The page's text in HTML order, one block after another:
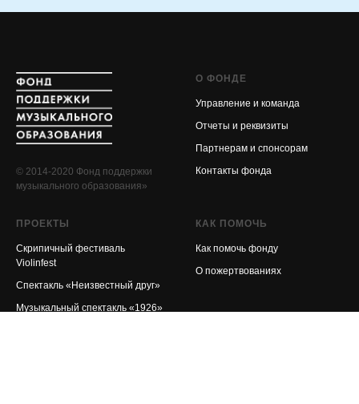
© 2014-2020 Фонд поддержки
музыкального образования»
О ФОНДЕ
Управление и команда
Отчеты и реквизиты
Партнерам и спонсорам
Контакты фонда
ПРОЕКТЫ
Скрипичный фестиваль
Violinfest
Спектакль «Неизвестный друг»
Музыкальный спектакль «1926»
КАК ПОМОЧЬ
Как помочь фонду
О пожертвованиях